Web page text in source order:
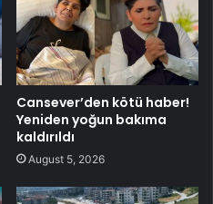
Cansever’den kötü haber!
Yeniden yoğun bakıma
kaldırıldı
August 5, 2026